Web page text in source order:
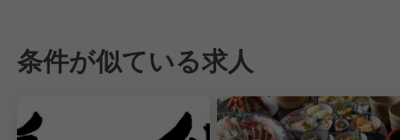
条件が似ている求人